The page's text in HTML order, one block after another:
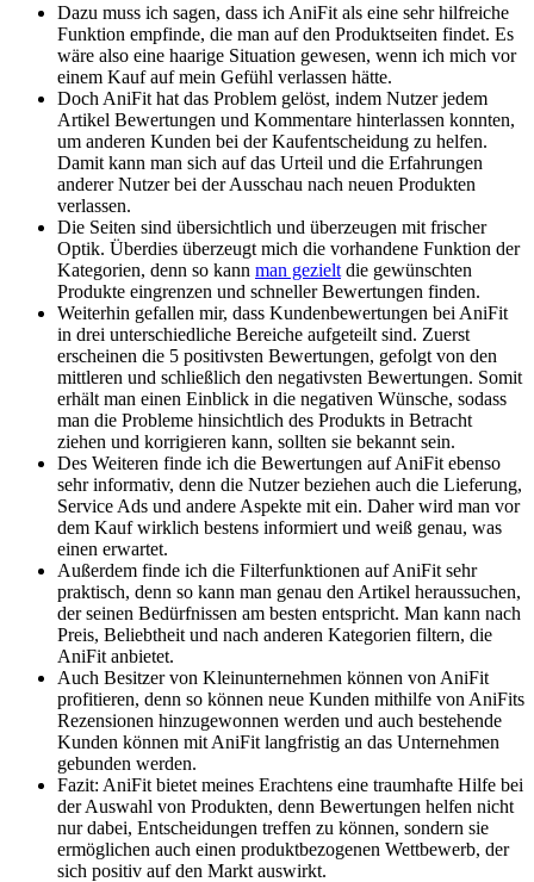
Dazu muss ich ⁤sagen, dass ich AniFit als eine sehr hilfreiche
⁣Funktion empfinde, die man auf⁢ den Produktseiten findet. Es
wäre⁣ also eine haarige Situation gewesen, wenn ich mich vor
einem Kauf auf mein Gefühl verlassen hätte.
Doch AniFit hat das Problem ⁣gelöst, indem Nutzer jedem
Artikel Bewertungen und Kommentare hinterlassen konnten,
um anderen Kunden bei der Kaufentscheidung zu helfen.
Damit‌ kann man sich auf das Urteil und die Erfahrungen
anderer Nutzer bei der Ausschau nach neuen Produkten
verlassen.
Die Seiten ⁣sind ‌übersichtlich und ⁤überzeugen‍ mit frischer
Optik. Überdies überzeugt mich ⁣die vorhandene Funktion⁣ der⁣
Kategorien, denn so kann⁢ man gezielt die gewünschten
Produkte eingrenzen und schneller ‍Bewertungen ​finden.
Weiterhin gefallen mir, dass Kundenbewertungen‌ bei AniFit⁤
in drei unterschiedliche Bereiche aufgeteilt sind. Zuerst
erscheinen die ⁣5 positivsten Bewertungen, gefolgt von den
⁤mittleren und ⁤schließlich den negativsten ⁣Bewertungen. Somit
erhält⁣ man einen Einblick in die negativen Wünsche, sodass
man die‍ Probleme hinsichtlich des Produkts in Betracht⁤
ziehen und korrigieren kann, sollten sie bekannt sein.
Des Weiteren finde ich die Bewertungen auf AniFit ⁢ebenso
sehr informativ, denn die Nutzer⁢ beziehen auch⁣ die Lieferung,
Service Ads⁤ und andere Aspekte⁢ mit ein. ​Daher wird man vor
dem Kauf‌ wirklich bestens informiert und weiß ⁤genau, was
einen erwartet.
Außerdem finde ich die Filterfunktionen auf AniFit sehr
praktisch, denn so kann man genau den Artikel heraussuchen,
der seinen Bedürfnissen am‌ besten entspricht. Man kann nach
Preis, Beliebtheit und nach‍ anderen Kategorien filtern,⁤ die
AniFit anbietet.
Auch Besitzer von Kleinunternehmen können von AniFit
profitieren,⁤ denn so können neue Kunden mithilfe von AniFits
Rezensionen hinzugewonnen werden und auch bestehende
Kunden können mit AniFit langfristig an das Unternehmen
gebunden werden.
Fazit: AniFit bietet meines Erachtens eine traumhafte Hilfe bei
der Auswahl von ‌Produkten, ‍denn Bewertungen helfen nicht
nur dabei, Entscheidungen treffen zu können, sondern sie ​
ermöglichen auch einen produktbezogenen Wettbewerb, der⁢
sich positiv ⁤auf den​ Markt auswirkt.